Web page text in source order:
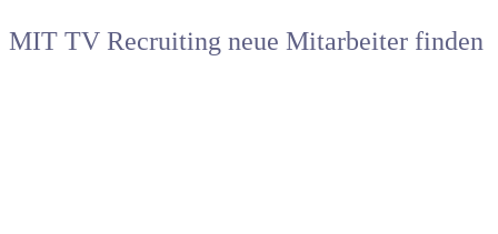
MIT TV Recruiting neue Mitarbeiter finden